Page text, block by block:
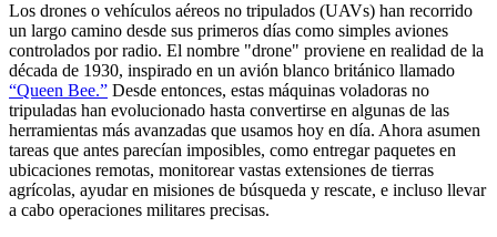
Los drones o vehículos aéreos no tripulados (UAVs) han recorrido
un largo camino desde sus primeros días como simples aviones
controlados por radio. El nombre "drone" proviene en realidad de la
década de 1930, inspirado en un avión blanco británico llamado
“Queen Bee.” Desde entonces, estas máquinas voladoras no
tripuladas han evolucionado hasta convertirse en algunas de las
herramientas más avanzadas que usamos hoy en día. Ahora asumen
tareas que antes parecían imposibles, como entregar paquetes en
ubicaciones remotas, monitorear vastas extensiones de tierras
agrícolas, ayudar en misiones de búsqueda y rescate, e incluso llevar
a cabo operaciones militares precisas.